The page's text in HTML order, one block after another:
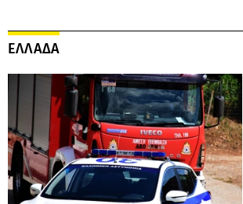
ΕΛΛΑΔΑ